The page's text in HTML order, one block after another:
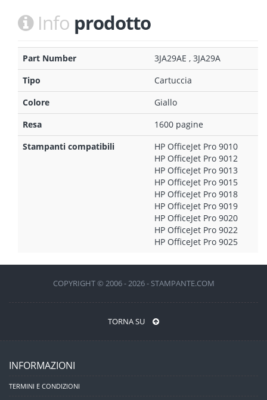
Info prodotto
Part Number
3JA29AE , 3JA29A
Tipo
Cartuccia
Colore
Giallo
Resa
1600 pagine
Stampanti compatibili
HP OfficeJet Pro 9010
HP OfficeJet Pro 9012
HP OfficeJet Pro 9013
HP OfficeJet Pro 9015
HP OfficeJet Pro 9018
HP OfficeJet Pro 9019
HP OfficeJet Pro 9020
HP OfficeJet Pro 9022
HP OfficeJet Pro 9025
COPYRIGHT © 2006 - 2026 - STAMPANTE.COM
TORNA SU
INFORMAZIONI
TERMINI E CONDIZIONI